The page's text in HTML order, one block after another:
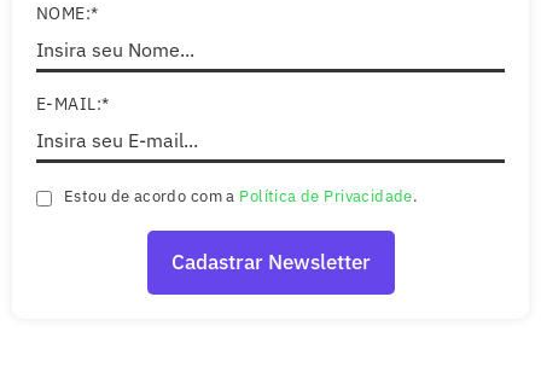
NOME:*
E-MAIL:*
Estou de acordo com a Política de Privacidade.